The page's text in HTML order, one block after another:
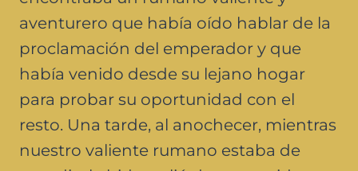
aventurero que había oído hablar de la
proclamación del emperador y que
había venido desde su lejano hogar
para probar su oportunidad con el
resto. Una tarde, al anochecer, mientras
nuestro valiente rumano estaba de